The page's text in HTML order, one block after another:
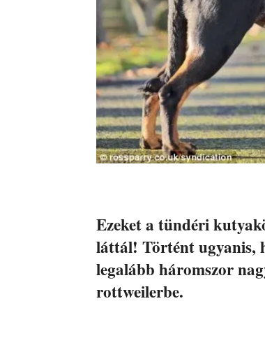
Ezeket a tündéri
láttál! Történt ugyanis,
legalább háromszor
rottweilerbe.